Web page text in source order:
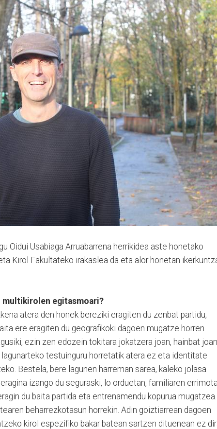
Oidui Usabiaga Arruabarrena herrikidea aste honetako
Kirol Fakultateko irakaslea da eta alor honetan
multikirolen egitasmoari?
atera den honek bereziki eragiten du zenbat partidu,
ere eragiten du geografikoki dagoen mugatze horren
ezin zen edozein tokitara jokatzera joan, hainbat
testuinguru horretatik atera ez eta identitate
Bestela, bere lagunen harreman sarea, kaleko jolasa
izango du seguraski, lo orduetan, familiaren
du baita partida eta entrenamendu kopurua mugatzea.
beharrezkotasun horrekin. Adin goiztiarrean dagoen
kirol espezifiko bakar batean sartzen dituenean ez